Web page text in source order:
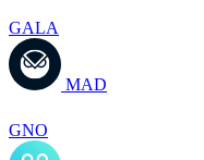
GALA
MAD
GNO